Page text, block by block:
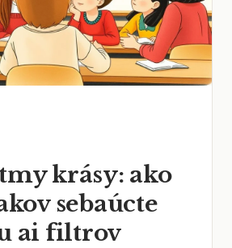
krásy: ako
sebaúcte
ai filtrov